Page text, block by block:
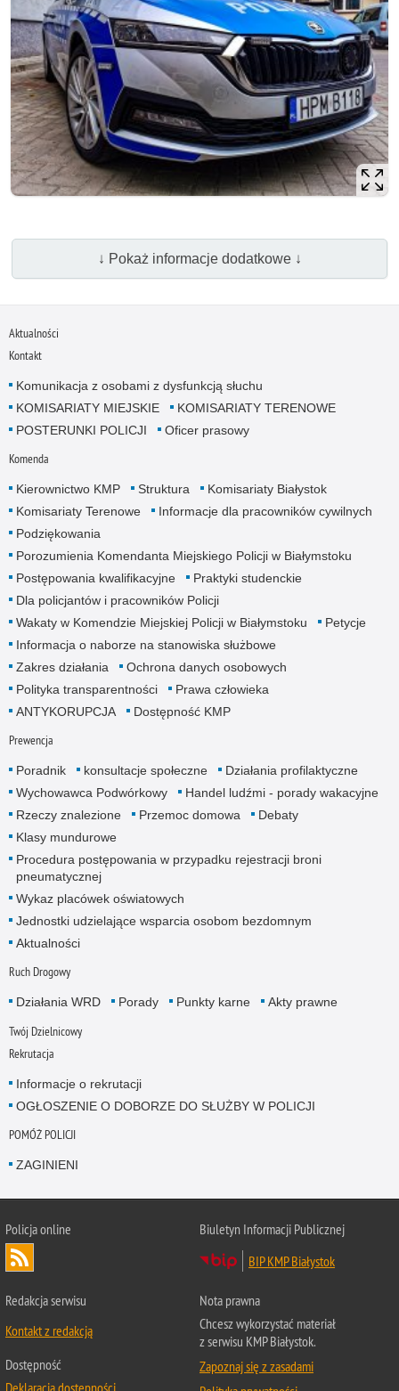
↓ Pokaż informacje dodatkowe ↓
Aktualności
Kontakt
Komunikacja z osobami z dysfunkcją słuchu
KOMISARIATY MIEJSKIE
KOMISARIATY TERENOWE
POSTERUNKI POLICJI
Oficer prasowy
Komenda
Kierownictwo KMP Struktura
Komisariaty Białystok
Komisariaty Terenowe
Informacje dla pracowników cywilnych
Podziękowania
Porozumienia Komendanta Miejskiego Policji w Białymstoku
Postępowania kwalifikacyjne
Praktyki studenckie
Dla policjantów i pracowników Policji
Wakaty w Komendzie Miejskiej Policji w Białymstoku
Petycje
Informacja o naborze na stanowiska służbowe
Zakres działania
Ochrona danych osobowych
Polityka transparentności
Prawa człowieka
ANTYKORUPCJA
Dostępność KMP
Prewencja
Poradnik konsultacje społeczne
Działania profilaktyczne
Wychowawca Podwórkowy
Handel ludźmi - porady wakacyjne
Rzeczy znalezione
Przemoc domowa
Debaty
Klasy mundurowe
Procedura postępowania w przypadku rejestracji broni
pneumatycznej
Wykaz placówek oświatowych
Jednostki udzielające wsparcia osobom bezdomnym
Aktualności
Ruch Drogowy
Działania WRD Porady Punkty karne Akty prawne
Twój Dzielnicowy
Rekrutacja
Informacje o rekrutacji
OGŁOSZENIE O DOBORZE DO SŁUŻBY W POLICJI
POMÓŻ POLICJI
ZAGINIENI
Policja online
Biuletyn Informacji Publicznej
BIP KMP Białystok
Redakcja serwisu
Kontakt z redakcją
Dostępność
Deklaracja dostępności
Nota prawna
Chcesz wykorzystać materiał
z serwisu KMP Białystok.
Zapoznaj się z zasadami